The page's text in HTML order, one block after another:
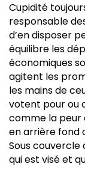
Cupidité
responsable
d’en disposer
équilibre les
économiques
agitent les
les mains de
votent pour ou
comme la peur
en arrière fond
Sous couvercle
qui est visé et